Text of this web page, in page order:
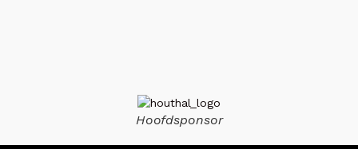
Hoofdsponsor